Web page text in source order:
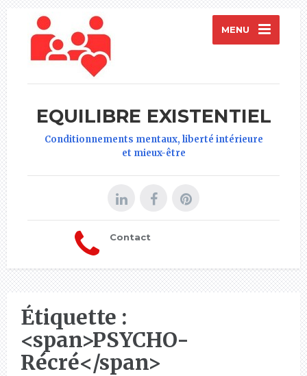
MENU
EQUILIBRE EXISTENTIEL
Conditionnements mentaux, liberté intérieure
et mieux-être
Contact
Étiquette :
<span>PSYCHO-
Récré</span>